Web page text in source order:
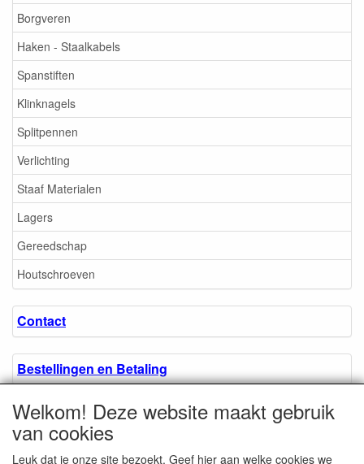
Borgveren
Haken - Staalkabels
Spanstiften
Klinknagels
Splitpennen
Verlichting
Staaf Materialen
Lagers
Gereedschap
Houtschroeven
Contact
Bestellingen en Betaling
Algemene voorwaarden
Welkom! Deze website maakt gebruik
van cookies
Leuk dat je onze site bezoekt. Geef hier aan welke cookies we